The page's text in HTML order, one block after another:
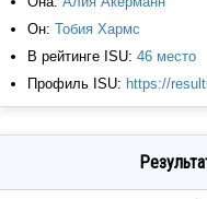
Он: Тобия Хармс
В рейтинге ISU: 46 место
Профиль ISU: https://